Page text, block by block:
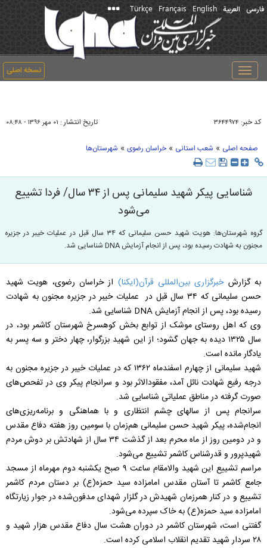
فارسی العربیة English
Français
Türkçe
نسخه اصلی
Toggle
navigation
کد خبر: ۳۶۴۴۹۷۴ تاریخ انتشار : ۰۱ مهر ۱۳۹۶ - ۰۸:۴۸
صفحه اصلی » شعب استانی » خراسان رضوی » شهرستان‌ها
شناسایی پیکر شهید سلیمانی پس از ۳۴ سال/ فردا تشییع
می‌شود
گروه شهرستان‌ها: هویت شهید حسن سلیمانی که ۳۴ سال قبل در عملیات خیبر در جزیره
مجنون به شهادت رسیده بود، پس از انجام آزمایش DNA شناسایی شد.
به گزارشخبرگزاری بین‌المللی قرآن(ایکنا) از خراسان رضوی، هویت شهید
حسن سلیمانی که ۳۴ سال قبل در عملیات خیبر در جزیره مجنون به شهادت
رسیده بود، پس از انجام آزمایش DNA شناسایی شد.
وی که اهل روستای موشک از توابع بخش کوهسرخ شهرستان کاشمر بود، در
سال ۱۳۲۵ دیده به جهان گشود؛ از این شهید بزرگوار، چهار دختر و سه پسر به
یادگار مانده است.
شهید سلیمانی از چهارم اسفندماه ۱۳۶۲ که در عملیات خیبر در جزیره مجنون به
درجه رفیع شهادت نائل آمد، مفقودالاثر بود و سرانجام پیکر وی در تفحص‌های
صورت گرفته در مناطق عملیاتی شناسایی شد.
سرانجام پس از سالهای چشم انتظاری و با هماهنگی و برنامه‌ریزی‌های
انجام‌شده، پیکر شهید حسن سلیمانی هم‌زمان با سومین روز هفته دفاع مقدس
و در دومین روز از ماه محرم بعد از گذشت ۳۴ سال از شهادتش بر دوش مردم
شهیدپرور و قدرشناس کاشمر تشییع می‌شود.
مراسم تشییع این شهید والامقام ساعت ۹ صبح یکشنبه دوم مهرماه از مسجد
جامع کاشمر تا آستان مقدس امامزاده سید حمزه(ع) بر دستان مردم کاشمر
تشییع و در کنار همرزمان شهیدش در گلزار شهدای مدفون‌شده در جوار زیارتگاه
امامزاده سید حمزه(ع) به خاک سپرده می‌شود.
گفتنی است، شهرستان کاشمر در دوران هشت سال دفاع مقدس هزار شهید و
۲۸ سردار شهید تقدیم انقلاب اسلامی کرده است.